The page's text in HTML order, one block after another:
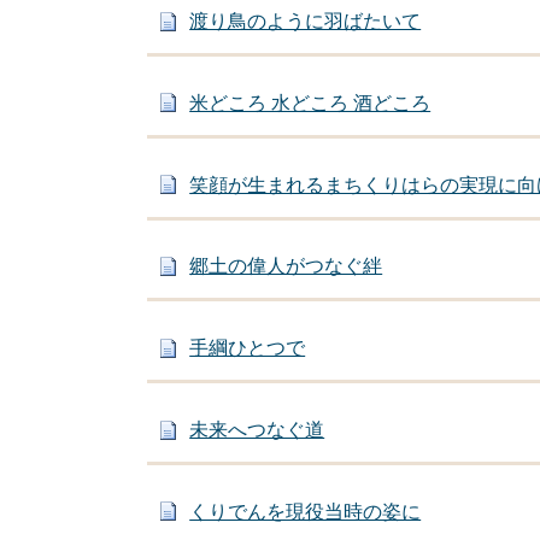
渡り鳥のように羽ばたいて
米どころ 水どころ 酒どころ
笑顔が生まれるまちくりはらの実現に向
郷土の偉人がつなぐ絆
手綱ひとつで
未来へつなぐ道
くりでんを現役当時の姿に